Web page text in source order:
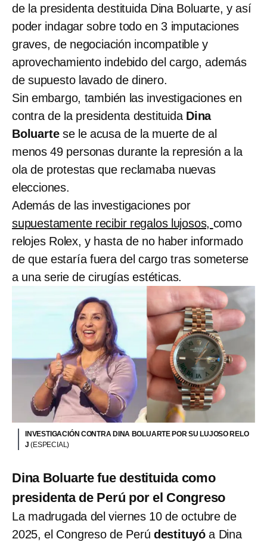
de la presidenta destituida Dina Boluarte, y así
poder indagar sobre todo en 3 imputaciones
graves, de negociación incompatible y
aprovechamiento indebido del cargo, además
de supuesto lavado de dinero.
Sin embargo, también las investigaciones en
contra de la presidenta destituida Dina
Boluarte se le acusa de la muerte de al
menos 49 personas durante la represión a la
ola de protestas que reclamaba nuevas
elecciones.
Además de las investigaciones por
supuestamente recibir regalos lujosos, como
relojes Rolex, y hasta de no haber informado
de que estaría fuera del cargo tras someterse
a una serie de cirugías estéticas.
INVESTIGACIÓN CONTRA DINA BOLUARTE POR SU LUJOSO RELO
J(ESPECIAL)
Dina Boluarte fue destituida como
presidenta de Perú por el Congreso
La madrugada del viernes 10 de octubre de
2025, el Congreso de Perú destituyó a Dina